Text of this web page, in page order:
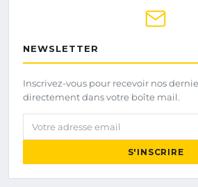
NEWSLETTER
Inscrivez-vous pour recevoir nos
directement dans votre boîte mail.
Votre adresse email
S'INSCRIRE